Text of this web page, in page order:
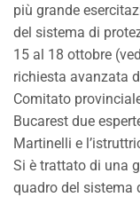
più grande
del sistema di
15 al 18 ottobre
richiesta avanzata
Comitato
Bucarest due
Martinelli e
Si è trattato di una
quadro del sistema